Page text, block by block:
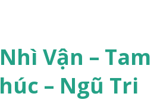
Vận – Tam
– Ngũ Tri